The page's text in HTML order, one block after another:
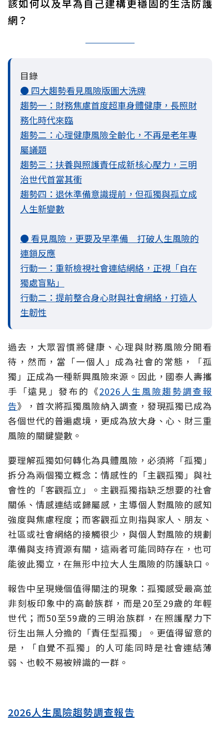
該如何以及早為自己建構更穩固的生活防護
網？
目錄
● 四大趨勢看見風險版圖大洗牌
趨勢一：財務焦慮首度超車身體健康，長照財
務化時代來臨
趨勢二：心理健康風險全齡化，不再是老年專
屬議題
趨勢三：扶養與照護責任成新核心壓力，三明
治世代首當其衝
趨勢四：退休準備意識提前，但孤獨與孤立成
人生新變數
● 看見風險，更要及早準備 打破人生風險的
連鎖反應
行動一：重新檢視社會連結網絡，正視「自在
獨處盲點」
行動二：提前整合身心財與社會網絡，打造人
生韌性
過去，大眾習慣將健康、心理與財務風險分開看
待，然而，當「一個人」成為社會的常態，「孤
獨」正成為一種新興風險來源。因此，國泰人壽攜
手「遠見」發布的《2026人生風險趨勢調查報
告》，首次將孤獨風險納入調查，發現孤獨已成為
各個世代的普遍處境，更成為放大身、心、財三重
風險的關鍵變數。
要理解孤獨如何轉化為具體風險，必須將「孤獨」
拆分為兩個獨立概念：情感性的「主觀孤獨」與社
會性的「客觀孤立」。主觀孤獨指缺乏想要的社會
關係、情感連結或歸屬感，主導個人對風險的感知
強度與焦慮程度；而客觀孤立則指與家人、朋友、
社區或社會網絡的接觸很少，與個人對風險的規劃
準備與支持資源有關，這兩者可能同時存在，也可
能彼此獨立，在無形中拉大人生風險的防護缺口。
報告中呈現幾個值得關注的現象：孤獨感受最高並
非刻板印象中的高齡族群，而是20至29歲的年輕
世代；而50至59歲的三明治族群，在照護壓力下
衍生出無人分擔的「責任型孤獨」。更值得留意的
是，「自覺不孤獨」的人可能同時是社會連結薄
弱、也較不易被辨識的一群。
2026人生風險趨勢調查報告